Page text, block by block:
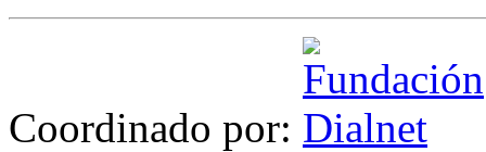
Coordinado por: